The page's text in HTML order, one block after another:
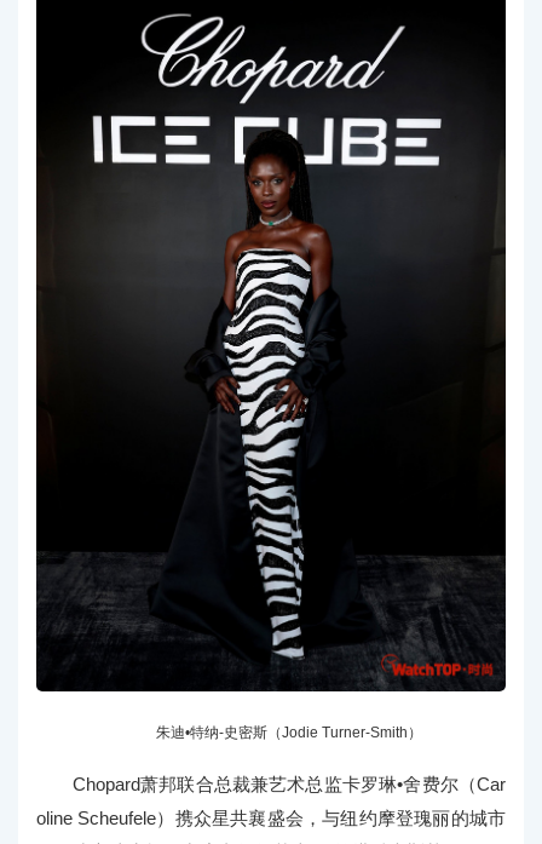
朱迪•特纳-史密斯（Jodie Turner-Smith）
Chopard萧邦联合总裁兼艺术总监卡罗琳•舍费尔（Car
oline Scheufele）携众星共襄盛会，与纽约摩登瑰丽的城市